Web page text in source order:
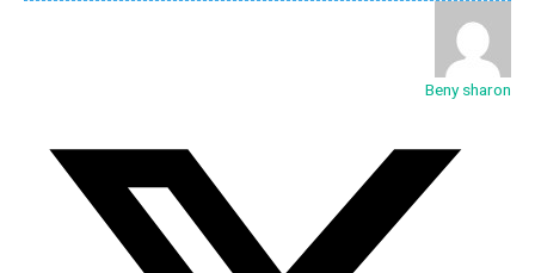
Beny sharon